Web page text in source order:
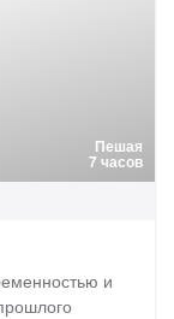
Пешая
7 часов
и